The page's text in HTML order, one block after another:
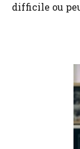
difficile ou